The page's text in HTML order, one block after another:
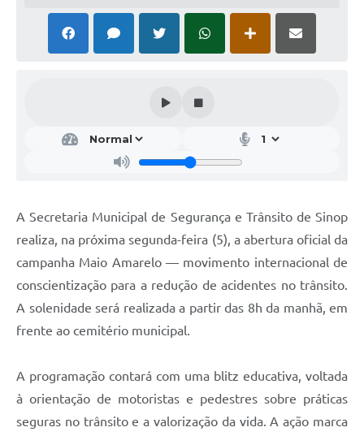
A Secretaria Municipal de Segurança e Trânsito de Sinop
realiza, na próxima segunda-feira (5), a abertura oficial da
campanha Maio Amarelo — movimento internacional de
conscientização para a redução de acidentes no trânsito.
A solenidade será realizada a partir das 8h da manhã, em
frente ao cemitério municipal.
A programação contará com uma blitz educativa, voltada
à orientação de motoristas e pedestres sobre práticas
seguras no trânsito e a valorização da vida. A ação marca